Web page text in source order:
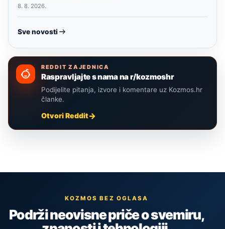
8. 8. 2026.
Sve novosti
REDDIT ZAJEDNICA
Raspravljajte s nama na r/kozmoshr
Podijelite pitanja, izvore i komentare uz Kozmos.hr
članke.
Otvori Reddit
KOZMOS BEZ OGLASA
Podrži neovisne priče o svemiru,